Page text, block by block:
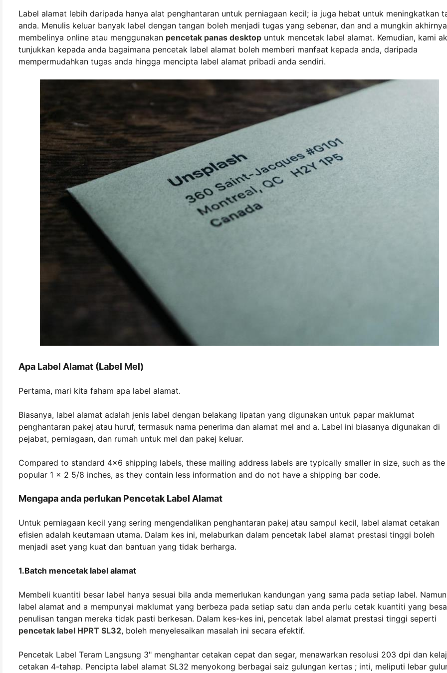
Label alamat lebih daripada hanya alat penghantaran untuk perniagaan kecil; ia juga hebat untuk meningkatkan
anda. Menulis keluar banyak label dengan tangan boleh menjadi tugas yang sebenar, dan and a mungkin akhirnya
membelinya online atau menggunakan pencetak panas desktop untuk mencetak label alamat. Kemudian, kami
tunjukkan kepada anda bagaimana pencetak label alamat boleh memberi manfaat kepada anda, daripada
mempermudahkan tugas anda hingga mencipta label alamat pribadi anda sendiri.
Apa Label Alamat (Label Mel)
Pertama, mari kita faham apa label alamat.
Biasanya, label alamat adalah jenis label dengan belakang lipatan yang digunakan untuk papar maklumat
penghantaran pakej atau huruf, termasuk nama penerima dan alamat mel and a. Label ini biasanya digunakan di
pejabat, perniagaan, dan rumah untuk mel dan pakej keluar.
Compared to standard 4x6 shipping labels, these mailing address labels are typically smaller in size, such as the
popular 1 x 2 5/8 inches, as they contain less information and do not have a shipping bar code.
Mengapa anda perlukan Pencetak Label Alamat
Untuk perniagaan kecil yang sering mengendalikan penghantaran pakej atau sampul kecil, label alamat cetakan
efisien adalah keutamaan utama. Dalam kes ini, melaburkan dalam pencetak label alamat prestasi tinggi boleh
menjadi aset yang kuat dan bantuan yang tidak berharga.
1.Batch mencetak label alamat
Membeli kuantiti besar label hanya sesuai bila anda memerlukan kandungan yang sama pada setiap label.
label alamat and a mempunyai maklumat yang berbeza pada setiap satu dan anda perlu cetak kuantiti yang
penulisan tangan mereka tidak pasti berkesan. Dalam kes-kes ini, pencetak label alamat prestasi tinggi seperti
pencetak label HPRT SL32, boleh menyelesaikan masalah ini secara efektif.
Pencetak Label Teram Langsung 3" menghantar cetakan cepat dan segar, menawarkan resolusi 203 dpi dan
cetakan 4-tahap. Pencipta label alamat SL32 menyokong berbagai saiz gulungan kertas ; inti, meliputi lebar